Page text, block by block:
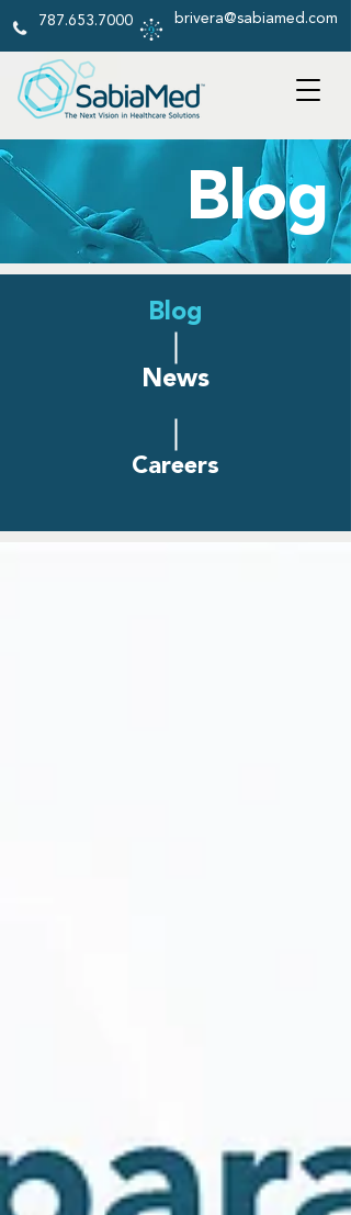
787.653.7000 brivera@sabiamed.com
Blog
Blog
News
Careers